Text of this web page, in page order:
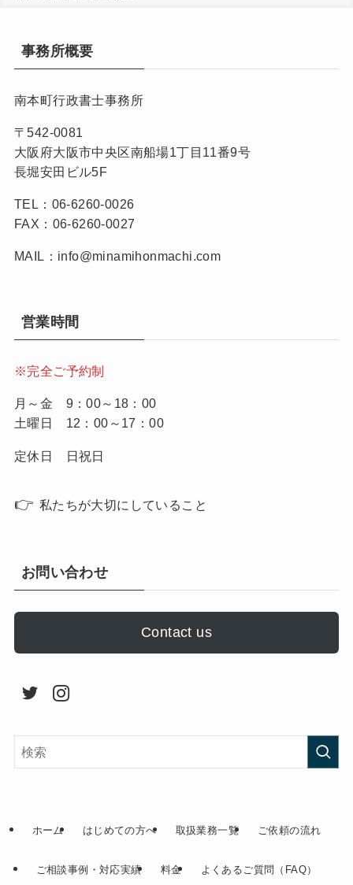
事務所概要
南本町行政書士事務所
〒542-0081
大阪府大阪市中央区南船場1丁目11番9号
長堀安田ビル5F
TEL：06-6260-0026
FAX：06-6260-0027
MAIL：info@minamihonmachi.com
営業時間
※完全ご予約制
月～金 9：00～18：00
土曜日 12：00～17：00
定休日 日祝日
👉 私たちが大切にしていること
お問い合わせ
Contact us
ホーム はじめての方へ 取扱業務一覧 ご依頼の流れ
ご相談事例・対応実績 料金 よくあるご質問（FAQ）